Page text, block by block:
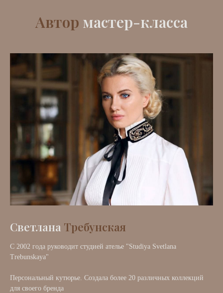
Автор мастер-класса
Светлана Требунская
С 2002 года руководит студией ателье "Studiya Svetlana
Trebunskaya"
Персональный кутюрье. Создала более 20 различных коллекций
для своего бренда